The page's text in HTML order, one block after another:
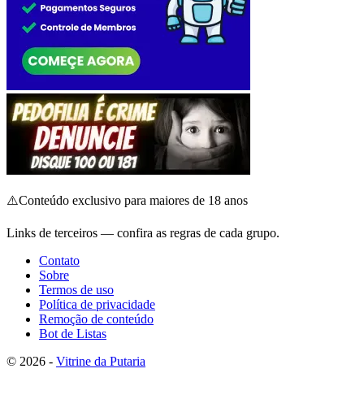
⚠️Conteúdo exclusivo para maiores de 18 anos
Links de terceiros — confira as regras de cada grupo.
Contato
Sobre
Termos de uso
Política de privacidade
Remoção de conteúdo
Bot de Listas
© 2026 - Vitrine da Putaria